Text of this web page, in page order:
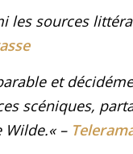
les sources
et
scéniques,
Wilde.« –